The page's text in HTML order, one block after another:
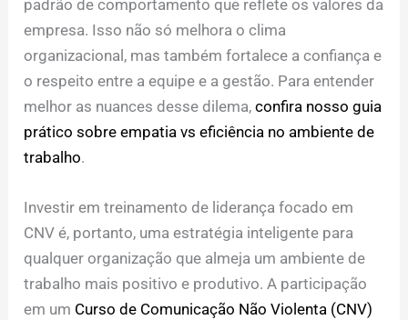
padrão de comportamento que reflete os valores da
empresa. Isso não só melhora o clima
organizacional, mas também fortalece a confiança e
o respeito entre a equipe e a gestão. Para entender
melhor as nuances desse dilema,confira nosso guia
prático sobre empatia vs eficiência no ambiente de
trabalho.
Investir em treinamento de liderança focado em
CNV é, portanto, uma estratégia inteligente para
qualquer organização que almeja um ambiente de
trabalho mais positivo e produtivo. A participação
em um Curso de Comunicação Não Violenta (CNV)